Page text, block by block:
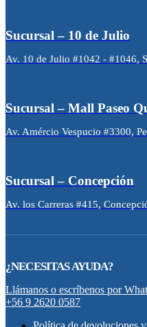
Sucursal – 10 de Julio
Av. 10 de Julio #1042 - #1046,
Sucursal – Mall Paseo
Av. Amércio Vespucio #3300,
Sucursal – Concepción
Av. los Carreras #415,
¿NECESITAS AYUDA?
Llámanos o escríbenos por
+56 9 2620 0587